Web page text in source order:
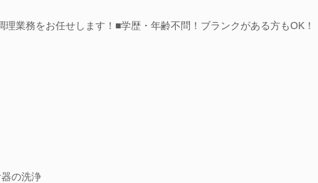
理業務をお任せします！■学歴・年齢不問！ブランクがある方もOK！
の洗浄